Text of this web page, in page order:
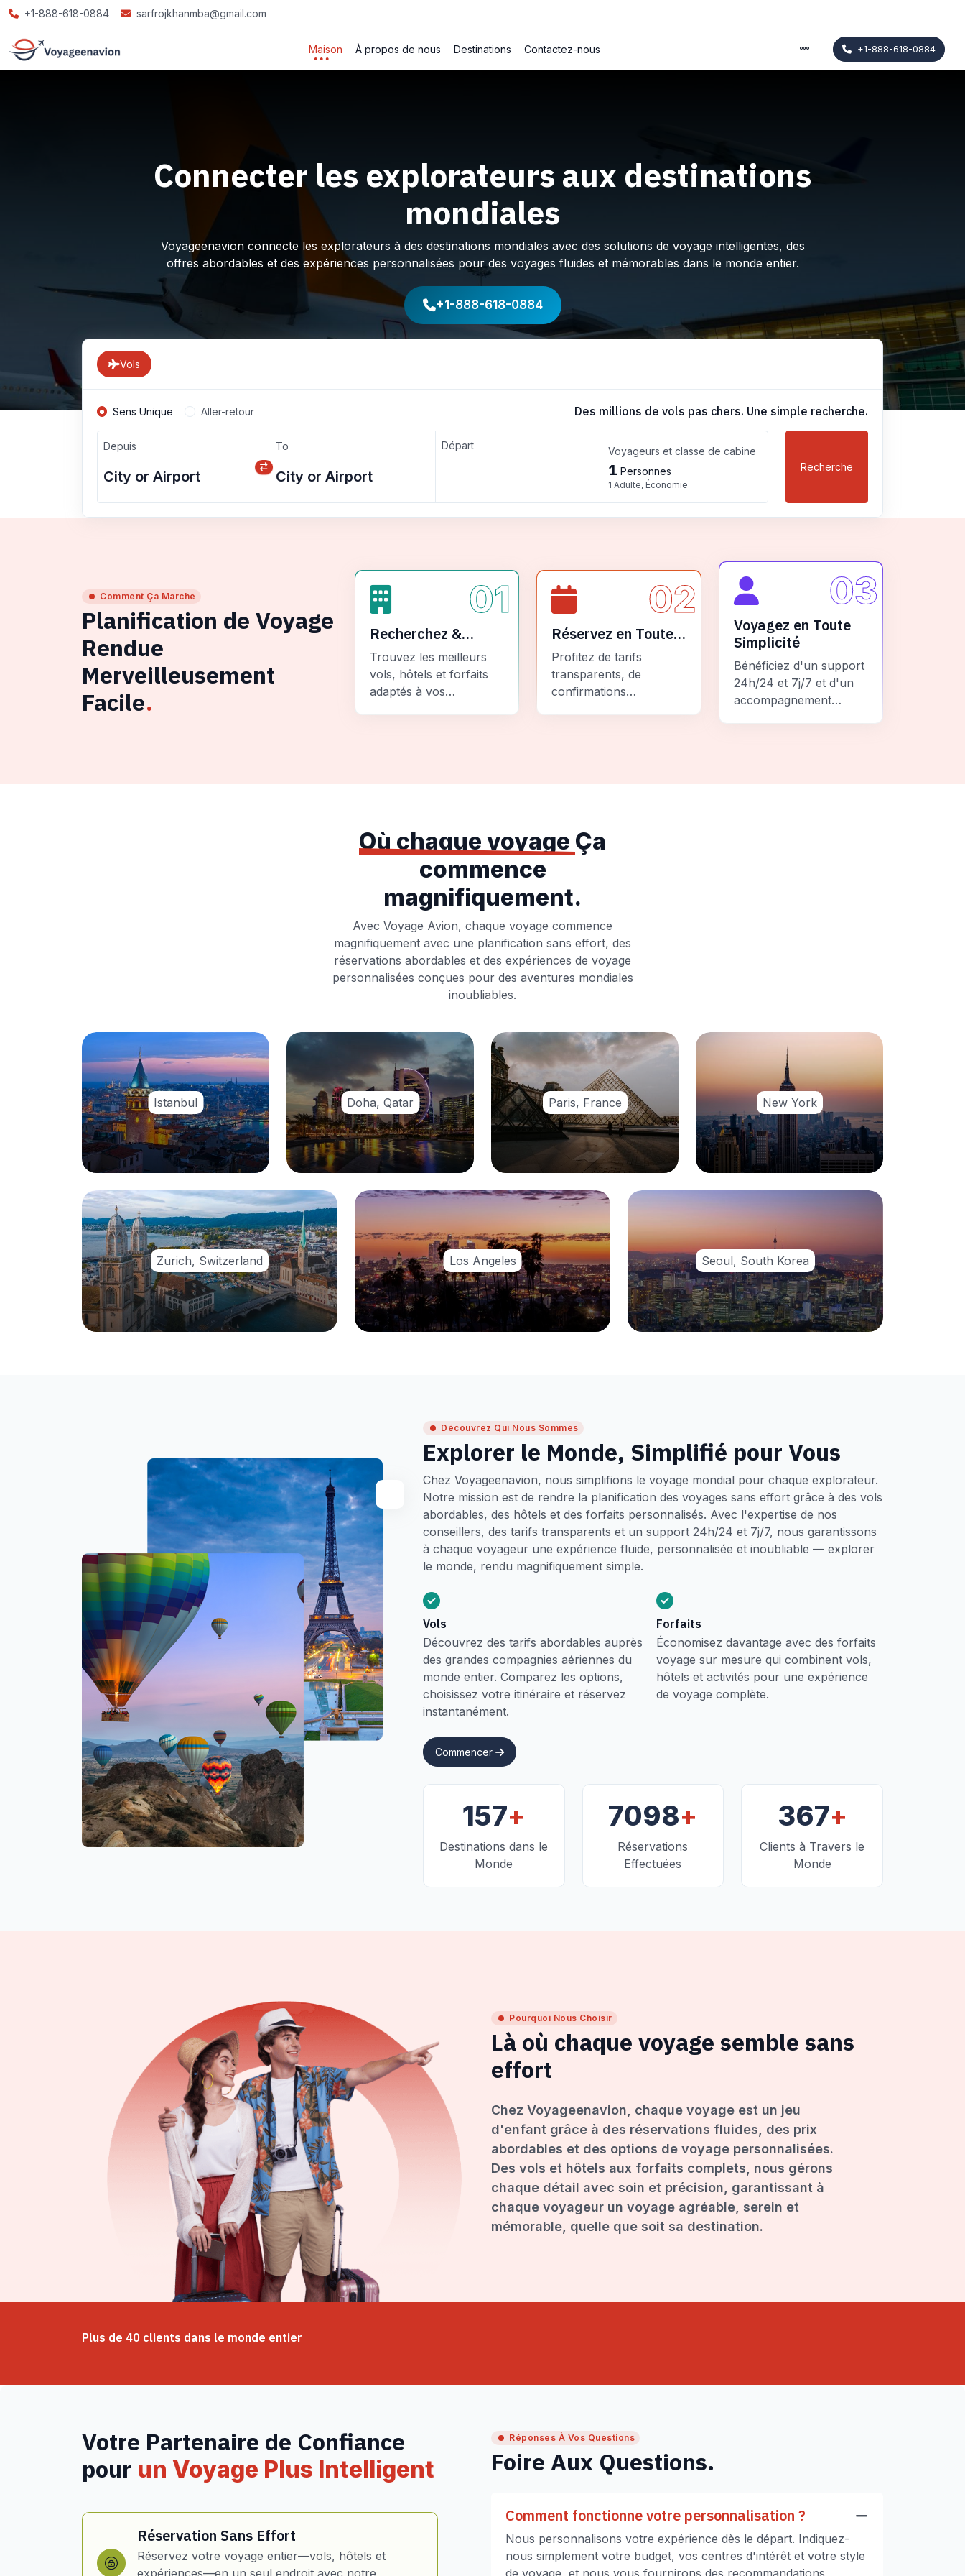
+1-888-618-0884 sarfrojkhanmba@gmail.com
Maison À propos de nous Destinations Contactez-nous +1-888-618-0884
Connecter les explorateurs aux destinations
mondiales
Voyageenavion connecte les explorateurs à des destinations mondiales avec des solutions de voyage intelligentes, des
offres abordables et des expériences personnalisées pour des voyages fluides et mémorables dans le monde entier.
+1-888-618-0884
Vols
Sens Unique Aller-retour Des millions de vols pas chers. Une simple recherche.
Depuis To Départ Voyageurs et classe de cabine
1 Personnes
1 Adulte, Économie
Recherche
Comment Ça Marche
Planification de Voyage
Rendue
Merveilleusement
Facile.
01
Recherchez &
Comparez
Trouvez les meilleurs
vols, hôtels et forfaits
adaptés à vos
02
Réservez en Toute
Sécurité
Profitez de tarifs
transparents, de
confirmations
03
Voyagez en Toute
Simplicité
Bénéficiez d'un support
24h/24 et 7j/7 et d'un
accompagnement
Où chaque voyage Ça
commence
magnifiquement.
Avec Voyage Avion, chaque voyage commence
magnifiquement avec une planification sans effort, des
réservations abordables et des expériences de voyage
personnalisées conçues pour des aventures mondiales
inoubliables.
Istanbul Doha, Qatar Paris, France New York
Zurich, Switzerland Los Angeles Seoul, South Korea
Découvrez Qui Nous Sommes
Explorer le Monde, Simplifié pour Vous
Chez Voyageenavion, nous simplifions le voyage mondial pour chaque explorateur.
Notre mission est de rendre la planification des voyages sans effort grâce à des vols
abordables, des hôtels et des forfaits personnalisés. Avec l'expertise de nos
conseillers, des tarifs transparents et un support 24h/24 et 7j/7, nous garantissons
à chaque voyageur une expérience fluide, personnalisée et inoubliable — explorer
le monde, rendu magnifiquement simple.
Vols
Découvrez des tarifs abordables auprès
des grandes compagnies aériennes du
monde entier. Comparez les options,
choisissez votre itinéraire et réservez
instantanément.
Forfaits
Économisez davantage avec des forfaits
voyage sur mesure qui combinent vols,
hôtels et activités pour une expérience
de voyage complète.
Commencer
157+
Destinations dans le
Monde
7098+
Réservations
Effectuées
367+
Clients à Travers le
Monde
Pourquoi Nous Choisir
Là où chaque voyage semble sans
effort
Chez Voyageenavion, chaque voyage est un jeu
d'enfant grâce à des réservations fluides, des prix
abordables et des options de voyage personnalisées.
Des vols et hôtels aux forfaits complets, nous gérons
chaque détail avec soin et précision, garantissant à
chaque voyageur un voyage agréable, serein et
mémorable, quelle que soit sa destination.
Plus de 40 clients dans le monde entier
Votre Partenaire de Confiance
pour un Voyage Plus Intelligent
Réservation Sans Effort
Réservez votre voyage entier—vols, hôtels et
expériences—en un seul endroit avec notre
Réponses À Vos Questions
Foire Aux Questions.
Comment fonctionne votre personnalisation ?
Nous personnalisons votre expérience dès le départ. Indiquez-
nous simplement votre budget, vos centres d'intérêt et votre style
de voyage, et nous vous fournirons des recommandations